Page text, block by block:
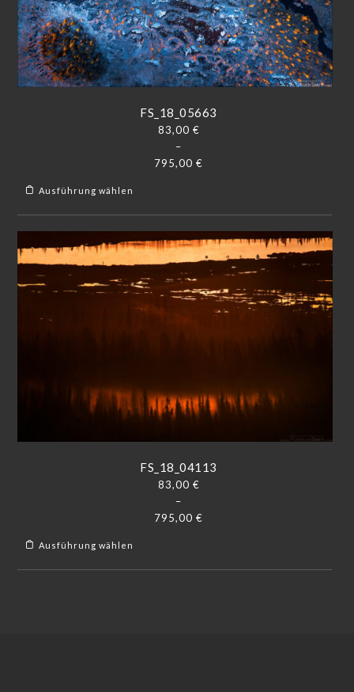
FS_18_05663
83,00 €
–
795,00 €
Ausführung wählen
FS_18_04113
83,00 €
–
795,00 €
Ausführung wählen